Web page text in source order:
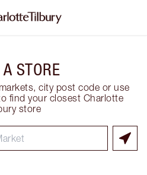
STORE
city post code or use
find your closest Charlotte
store